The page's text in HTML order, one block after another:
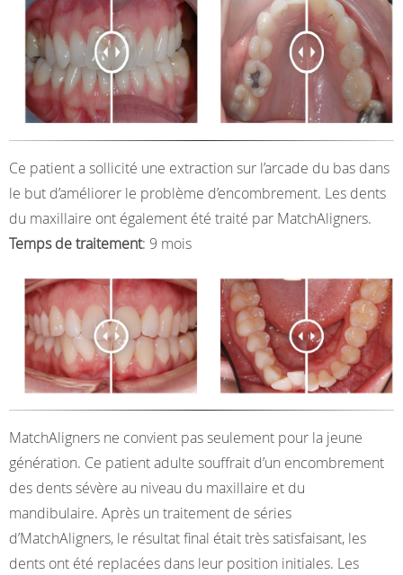
Ce patient a sollicité une extraction sur l’arcade du bas dans
le but d’améliorer le problème d’encombrement. Les dents
du maxillaire ont également été traité par MatchAligners.
Temps de traitement: 9 mois
MatchAligners ne convient pas seulement pour la jeune
génération. Ce patient adulte souffrait d’un encombrement
des dents sévère au niveau du maxillaire et du
mandibulaire. Après un traitement de séries
d’MatchAligners, le résultat final était très satisfaisant, les
dents ont été replacées dans leur position initiales. Les